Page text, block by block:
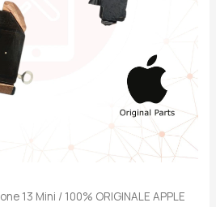
13 Mini / 100% ORIGINALE APPLE